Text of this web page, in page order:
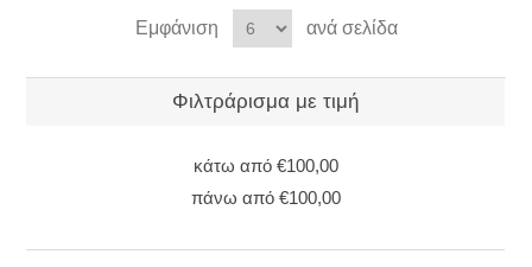
Εμφάνιση ανά σελίδα
Φιλτράρισμα με τιμή
κάτω από €100,00
πάνω από €100,00